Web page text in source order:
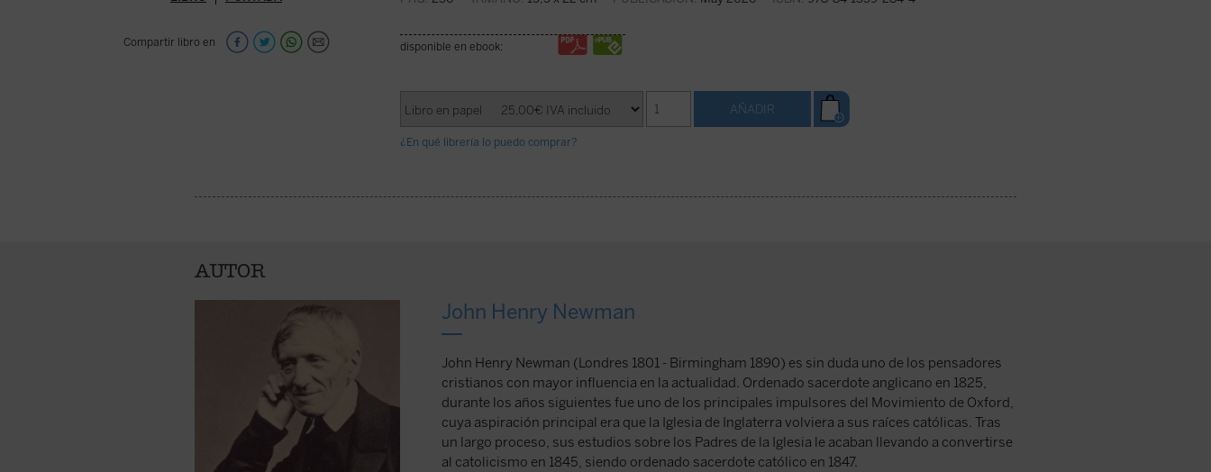
Compartir libro en disponible en ebook:
¿En qué librería lo puedo comprar?
AUTOR
John Henry Newman
John Henry Newman (Londres 1801 - Birmingham 1890) es sin duda uno de los pensadores
cristianos con mayor influencia en la actualidad. Ordenado sacerdote anglicano en 1825,
durante los años siguientes fue uno de los principales impulsores del Movimiento de Oxford,
cuya aspiración principal era que la Iglesia de Inglaterra volviera a sus raíces católicas. Tras
un largo proceso, sus estudios sobre los Padres de la Iglesia le acaban llevando a convertirse
al catolicismo en 1845, siendo ordenado sacerdote católico en 1847.